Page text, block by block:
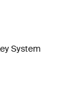
System